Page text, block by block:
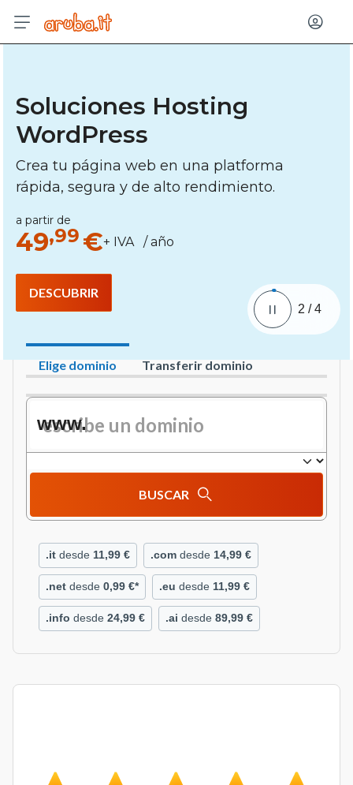
Entrar
Soluciones Hosting
WordPress
Crea tu página web en una platforma
rápida, segura y de alto rendimiento.
a partir de
49,99 €+ IVA / año
DESCUBRIR
2 /4
Elige dominio Transferir dominio
www.
BUSCAR
.it desde 11,99 € .com desde 14,99 €
.net desde 0,99 €* .eu desde 11,99 €
.info desde 24,99 € .ai desde 89,99 €